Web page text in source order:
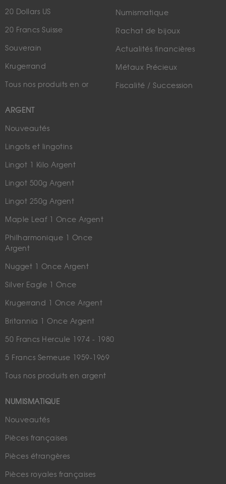
20 Dollars US
20 Francs Suisse
Souverain
Krugerrand
Tous nos produits en or
ARGENT
Nouveautés
Lingots et lingotins
Lingot 1 Kilo Argent
Lingot 500g Argent
Lingot 250g Argent
Maple Leaf 1 Once Argent
Philharmonique 1 Once
Argent
Nugget 1 Once Argent
Silver Eagle 1 Once
Krugerrand 1 Once Argent
Britannia 1 Once Argent
50 Francs Hercule 1974 - 1980
5 Francs Semeuse 1959-1969
Tous nos produits en argent
NUMISMATIQUE
Nouveautés
Pièces françaises
Pièces étrangères
Pièces royales françaises
Numismatique
Rachat de bijoux
Actualités financières
Métaux Précieux
Fiscalité / Succession